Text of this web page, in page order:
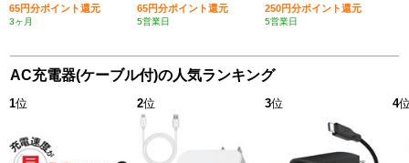
65円分ポイント還元
3ヶ月
65円分ポイント還元
5営業日
250円分ポイント還元
5営業日
AC充電器(ケーブル付)の人気ランキング
1位 2位 3位 4